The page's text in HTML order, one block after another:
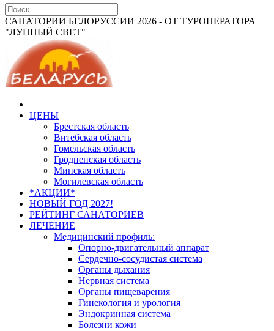
САНАТОРИИ БЕЛОРУССИИ 2026 - ОТ ТУРОПЕРАТОРА
"ЛУННЫЙ СВЕТ"
ЦЕНЫ
Брестская область
Витебская область
Гомельская область
Гродненская область
Минская область
Могилевская область
*АКЦИИ*
НОВЫЙ ГОД 2027!
РЕЙТИНГ САНАТОРИЕВ
ЛЕЧЕНИЕ
Медицинский профиль:
Опорно-двигательный аппарат
Сердечно-сосудистая система
Органы дыхания
Нервная система
Органы пищеварения
Гинекология и урология
Эндокринная система
Болезни кожи